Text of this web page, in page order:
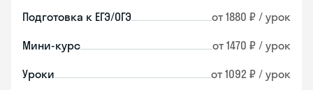
Подготовка к ЕГЭ/ОГЭ от 1880 ₽ / урок
Мини-курс от 1470 ₽ / урок
Уроки от 1092 ₽ / урок